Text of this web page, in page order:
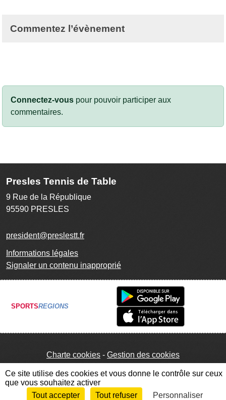
Commentez l’évènement
Connectez-vous pour pouvoir participer aux
commentaires.
Presles Tennis de Table
9 Rue de la République
95590 PRESLES
president@preslestt.fr
Informations légales
Signaler un contenu inapproprié
SPORTSREGIONS
Charte cookies Gestion des cookies
Envie de participer ? Connexion
Ce site utilise des cookies et vous donne le contrôle sur ceux
que vous souhaitez activer
Tout accepter
Tout refuser Personnaliser